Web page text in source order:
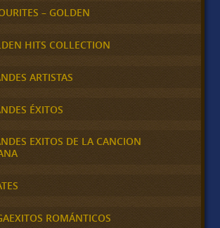
– GOLDEN
HITS COLLECTION
ARTISTAS
ÉXITOS
EXITOS DE LA CANCION
ROMÁNTICOS